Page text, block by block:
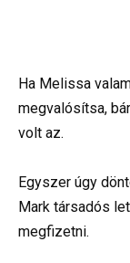
Ha Melissa
megvalósítsa,
volt az.
Egyszer úgy
Mark társadós
megfizetni.